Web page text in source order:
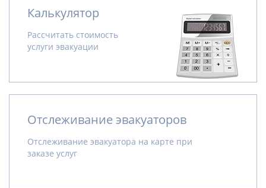
Калькулятор
Рассчитать стоимость
услуги эвакуации
Отслеживание эвакуаторов
Отслеживание эвакуатора на карте при
заказе услуг